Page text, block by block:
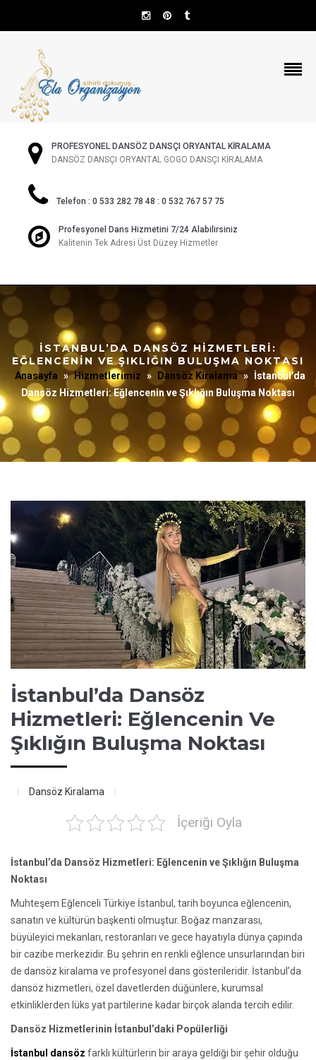
PROFESYONEL DANSÖZ DANSÇI ORYANTAL KİRALAMA
DANSÖZ DANSÇI ORYANTAL GOGO DANSÇI KİRALAMA
Telefon : 0 533 282 78 48 : 0 532 767 57 75
Profesyonel Dans Hizmetini 7/24 Alabilirsiniz
Kalitenin Tek Adresi Üst Düzey Hizmetler
İSTANBUL’DA DANSÖZ HIZMETLERI:
EĞLENCENIN VE ŞIKLIĞIN BULUŞMA NOKTASI
Anasayfa » Hizmetlerimiz » Dansöz Kiralama » İstanbul’da
Dansöz Hizmetleri: Eğlencenin ve Şıklığın Buluşma Noktası
İstanbul’da Dansöz
Hizmetleri: Eğlencenin Ve
Şıklığın Buluşma Noktası
Dansöz Kiralama
İçeriği Oyla
İstanbul’da Dansöz Hizmetleri: Eğlencenin ve Şıklığın Buluşma
Noktası
Muhteşem Eğlenceli Türkiye İstanbul, tarih boyunca eğlencenin,
sanatın ve kültürün başkenti olmuştur. Boğaz manzarası,
büyüleyici mekanları, restoranları ve gece hayatıyla dünya çapında
bir cazibe merkezidir. Bu şehrin en renkli eğlence unsurlarından biri
de dansöz kiralama ve profesyonel dans gösterileridir. İstanbul’da
dansöz hizmetleri, özel davetlerden düğünlere, kurumsal
etkinliklerden lüks yat partilerine kadar birçok alanda tercih edilir.
Dansöz Hizmetlerinin İstanbul’daki Popülerliği
İstanbul dansöz farklı kültürlerin bir araya geldiği bir şehir olduğu